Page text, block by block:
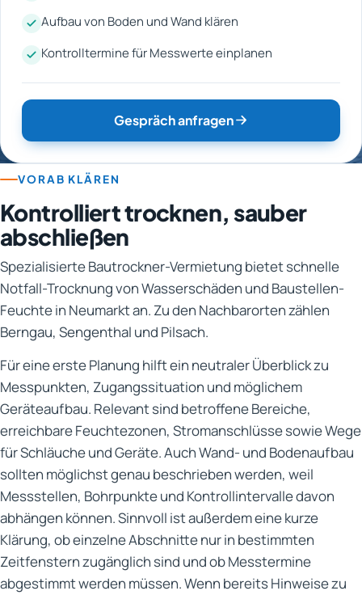
Aufbau von Boden und Wand klären
Kontrolltermine für Messwerte einplanen
Gespräch anfragen
VORAB KLÄREN
Kontrolliert trocknen, sauber
abschließen
Spezialisierte Bautrockner-Vermietung bietet schnelle
Notfall-Trocknung von Wasserschäden und Baustellen-
Feuchte in Neumarkt an. Zu den Nachbarorten zählen
Berngau, Sengenthal und Pilsach.
Für eine erste Planung hilft ein neutraler Überblick zu
Messpunkten, Zugangssituation und möglichem
Geräteaufbau. Relevant sind betroffene Bereiche,
erreichbare Feuchtezonen, Stromanschlüsse sowie Wege
für Schläuche und Geräte. Auch Wand- und Bodenaufbau
sollten möglichst genau beschrieben werden, weil
Messstellen, Bohrpunkte und Kontrollintervalle davon
abhängen können. Sinnvoll ist außerdem eine kurze
Klärung, ob einzelne Abschnitte nur in bestimmten
Zeitfenstern zugänglich sind und ob Messtermine
abgestimmt werden müssen. Wenn bereits Hinweise zu